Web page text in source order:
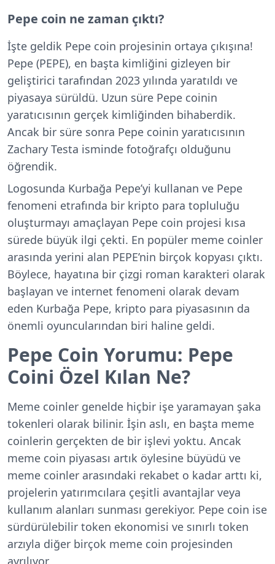
Pepe coin ne zaman çıktı?
İşte geldik Pepe coin projesinin ortaya çıkışına!
Pepe (PEPE), en başta kimliğini gizleyen bir
geliştirici tarafından 2023 yılında yaratıldı ve
piyasaya sürüldü. Uzun süre Pepe coinin
yaratıcısının gerçek kimliğinden bihaberdik.
Ancak bir süre sonra Pepe coinin yaratıcısının
Zachary Testa isminde fotoğrafçı olduğunu
öğrendik.
Logosunda Kurbağa Pepe’yi kullanan ve Pepe
fenomeni etrafında bir kripto para topluluğu
oluşturmayı amaçlayan Pepe coin projesi kısa
sürede büyük ilgi çekti. En popüler meme coinler
arasında yerini alan PEPE’nin birçok kopyası çıktı.
Böylece, hayatına bir çizgi roman karakteri olarak
başlayan ve internet fenomeni olarak devam
eden Kurbağa Pepe, kripto para piyasasının da
önemli oyuncularından biri haline geldi.
Pepe Coin Yorumu: Pepe
Coini Özel Kılan Ne?
Meme coinler genelde hiçbir işe yaramayan şaka
tokenleri olarak bilinir. İşin aslı, en başta meme
coinlerin gerçekten de bir işlevi yoktu. Ancak
meme coin piyasası artık öylesine büyüdü ve
meme coinler arasındaki rekabet o kadar arttı ki,
projelerin yatırımcılara çeşitli avantajlar veya
kullanım alanları sunması gerekiyor. Pepe coin ise
sürdürülebilir token ekonomisi ve sınırlı token
arzıyla diğer birçok meme coin projesinden
ayrılıyor.